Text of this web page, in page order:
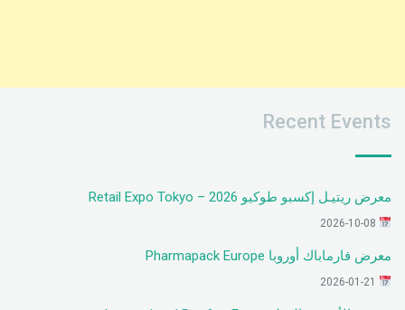
Recent Events
معرض ريتيـل إكسبو طوكيو 2026 – Retail Expo Tokyo
معرض فارماباك أوروبا Pharmapack Europe